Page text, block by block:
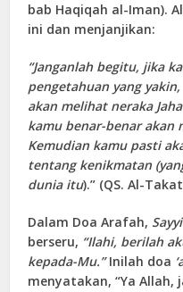
bab Haqiqah al-Iman).
ini dan menjanjikan:
“Janganlah begitu, jika
pengetahuan yang
akan melihat neraka
kamu benar-benar akan
Kemudian kamu pasti
tentang kenikmatan
dunia itu).” (QS. Al-
Dalam Doa Arafah,
berseru, “Ilahi, berilah
kepada-Mu.”Inilah doa
menyatakan, “Ya